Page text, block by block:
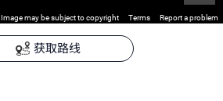
Image may be subject to copyright Terms Report a problem
获取路线